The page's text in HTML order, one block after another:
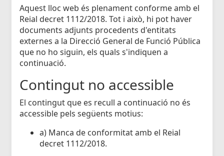
Aquest lloc web és plenament conforme amb el
Reial decret 1112/2018. Tot i això, hi pot haver
documents adjunts procedents d'entitats
externes a la Direcció General de Funció Pública
que no ho siguin, els quals s'indiquen a
continuació.
Contingut no accessible
El contingut que es recull a continuació no és
accessible pels següents motius:
a) Manca de conformitat amb el Reial
decret 1112/2018.